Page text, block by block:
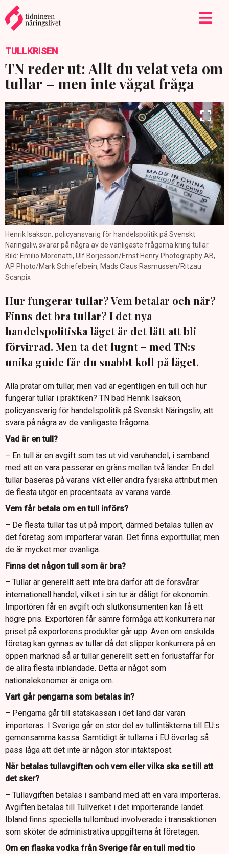
TULLKRISEN
TN reder ut: Allt du velat veta om
tullar – men inte vågat fråga
Henrik Isakson, policyansvarig för handelspolitik på Svenskt
Näringsliv, svarar på några av de vanligaste frågorna kring tullar.
Bild: Emilio Morenatti, Ulf Börjesson/Ernst Henry Photography AB,
AP Photo/Mark Schiefelbein, Mads Claus Rasmussen/Ritzau
Scanpix
Hur fungerar tullar? Vem betalar och när?
Finns det bra tullar? I det nya
handelspolitiska läget är det lätt att bli
förvirrad. Men ta det lugnt – med TN:s
unika guide får du snabbt koll på läget.
Alla pratar om tullar, men vad är egentligen en tull och hur
fungerar tullar i praktiken? TN bad Henrik Isakson,
policyansvarig för handelspolitik på Svenskt Näringsliv, att
svara på några av de vanligaste frågorna.
Vad är en tull?
– En tull är en avgift som tas ut vid varuhandel, i samband
med att en vara passerar en gräns mellan två länder. En del
tullar baseras på varans vikt eller andra fysiska attribut men
de flesta utgör en procentsats av varans värde.
Vem får betala om en tull införs?
– De flesta tullar tas ut på import, därmed betalas tullen av
det företag som importerar varan. Det finns exporttullar, men
de är mycket mer ovanliga.
Finns det någon tull som är bra?
– Tullar är generellt sett inte bra därför att de försvårar
internationell handel, vilket i sin tur är dåligt för ekonomin.
Importören får en avgift och slutkonsumenten kan få ett
högre pris. Exportören får sämre förmåga att konkurrera när
priset på exportörens produkter går upp. Även om enskilda
företag kan gynnas av tullar då det slipper konkurrera på en
öppen marknad så är tullar generellt sett en förlustaffär för
de allra flesta inblandade. Detta är något som
nationalekonomer är eniga om.
Vart går pengarna som betalas in?
– Pengarna går till statskassan i det land där varan
importeras. I Sverige går en stor del av tullintäkterna till EU:s
gemensamma kassa. Samtidigt är tullarna i EU överlag så
pass låga att det inte är någon stor intäktspost.
När betalas tullavgiften och vem eller vilka ska se till att
det sker?
– Tullavgiften betalas i samband med att en vara importeras.
Avgiften betalas till Tullverket i det importerande landet.
Ibland finns speciella tullombud involverade i transaktionen
som sköter de administrativa uppgifterna åt företagen.
Om en flaska vodka från Sverige får en tull med tio